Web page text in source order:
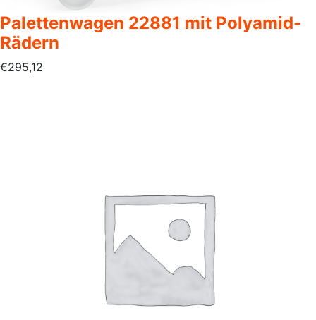
Palettenwagen 22881 mit Polyamid-
Rädern
€295,12